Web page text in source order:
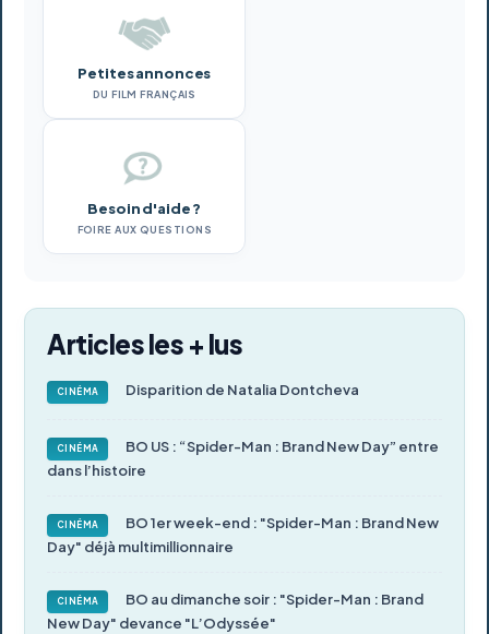
Petites annonces
DU FILM FRANÇAIS
Besoin d'aide ?
FOIRE AUX QUESTIONS
Articles les + lus
CINÉMA Disparition de Natalia Dontcheva
CINÉMA
BO US : “Spider-Man : Brand New Day” entre
dans l’histoire
CINÉMA
BO 1er week-end : "Spider-Man : Brand New
Day" déjà multimillionnaire
CINÉMA
BO au dimanche soir : "Spider-Man : Brand
New Day" devance "L’Odyssée"